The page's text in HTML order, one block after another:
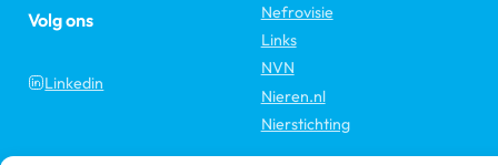
Volg ons
Linkedin
Nefrovisie
Links
NVN
Nieren.nl
Nierstichting